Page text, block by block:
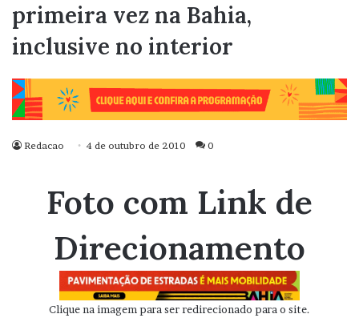
primeira vez na Bahia,
inclusive no interior
Redacao 4 de outubro de 2010 0
Foto com Link de
Direcionamento
Clique na imagem para ser redirecionado para o site.